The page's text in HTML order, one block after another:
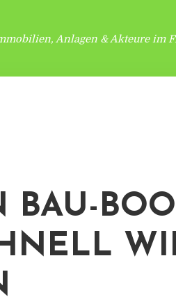
Anlagen & Akteure im
BAU-